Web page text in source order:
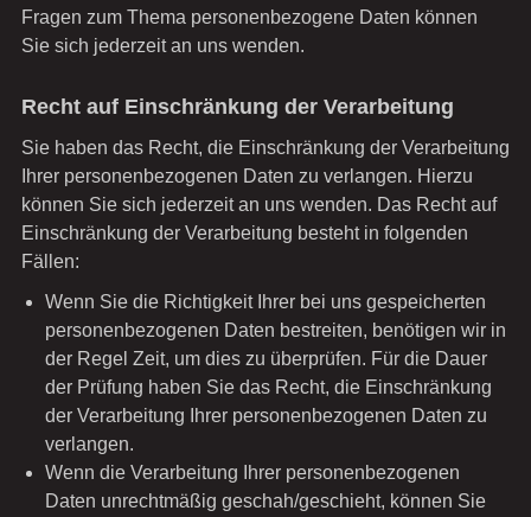
Fragen zum Thema personenbezogene Daten können
Sie sich jederzeit an uns wenden.
Recht auf Einschränkung der Verarbeitung
Sie haben das Recht, die Einschränkung der Verarbeitung
Ihrer personenbezogenen Daten zu verlangen. Hierzu
können Sie sich jederzeit an uns wenden. Das Recht auf
Einschränkung der Verarbeitung besteht in folgenden
Fällen:
Wenn Sie die Richtigkeit Ihrer bei uns gespeicherten
personenbezogenen Daten bestreiten, benötigen wir in
der Regel Zeit, um dies zu überprüfen. Für die Dauer
der Prüfung haben Sie das Recht, die Einschränkung
der Verarbeitung Ihrer personenbezogenen Daten zu
verlangen.
Wenn die Verarbeitung Ihrer personenbezogenen
Daten unrechtmäßig geschah/geschieht, können Sie